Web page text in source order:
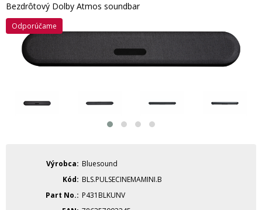
Bezdrôtový Dolby Atmos soundbar
Odporúčame
Výrobca
Bluesound
Kód
BLS.PULSECINEMAMINI.B
Part No.
P431BLKUNV